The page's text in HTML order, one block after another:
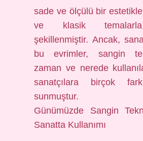
sade ve ölçülü bir
ve klasik
şekillenmiştir. Ancak,
bu evrimler, sangin
zaman ve nerede
sanatçılara birçok
sunmuştur.
Günümüzde Sangin
Sanatta Kullanımı